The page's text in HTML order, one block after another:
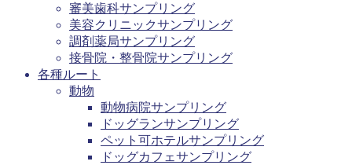
審美歯科サンプリング
美容クリニックサンプリング
調剤薬局サンプリング
接骨院・整骨院サンプリング
各種ルート
動物
動物病院サンプリング
ドッグランサンプリング
ペット可ホテルサンプリング
ドッグカフェサンプリング